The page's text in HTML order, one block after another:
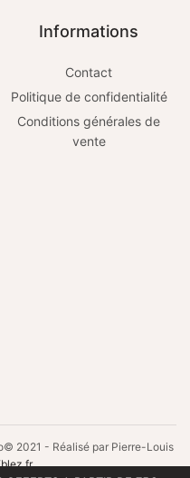
Informations
Contact
Politique de confidentialité
Conditions générales de
vente
2021 - Réalisé par Pierre-Louis